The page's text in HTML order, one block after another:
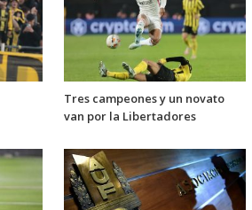
Tres campeones y un novato
van por la Libertadores